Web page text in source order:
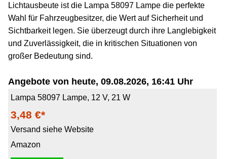
Lichtausbeute ist die Lampa 58097 Lampe die perfekte
Wahl für Fahrzeugbesitzer, die Wert auf Sicherheit und
Sichtbarkeit legen. Sie überzeugt durch ihre Langlebigkeit
und Zuverlässigkeit, die in kritischen Situationen von
großer Bedeutung sind.
Angebote von heute, 09.08.2026, 16:41 Uhr
Lampa 58097 Lampe, 12 V, 21 W
3,48 €*
Versand siehe Website
Amazon